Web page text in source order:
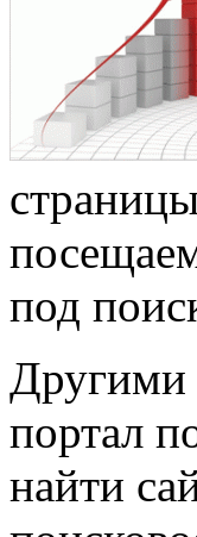
под
Другими
портал
найти